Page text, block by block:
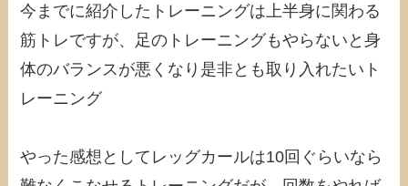
今までに紹介したトレーニングは上半身に関わる
筋トレですが、足のトレーニングもやらないと身
体のバランスが悪くなり是非とも取り入れたいト
レーニング
やった感想としてレッグカールは10回ぐらいなら